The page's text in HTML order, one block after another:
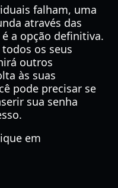
falham, uma
através das
a opção definitiva.
os seus
outros
às suas
pode precisar se
sua senha
em